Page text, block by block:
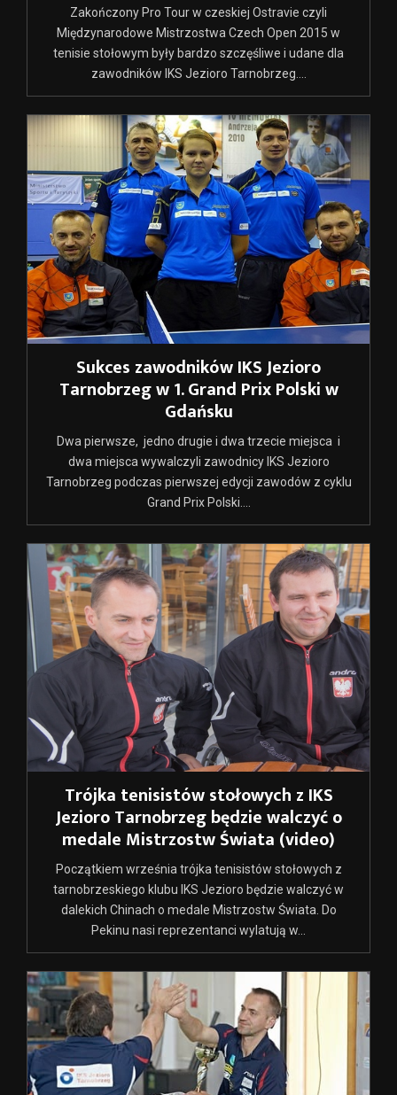
Zakończony Pro Tour w czeskiej Ostravie czyli
Międzynarodowe Mistrzostwa Czech Open 2015 w
tenisie stołowym były bardzo szczęśliwe i udane dla
zawodników IKS Jezioro Tarnobrzeg....
Sukces zawodników IKS Jezioro
Tarnobrzeg w 1. Grand Prix Polski w
Gdańsku
Dwa pierwsze, jedno drugie i dwa trzecie miejsca i
dwa miejsca wywalczyli zawodnicy IKS Jezioro
Tarnobrzeg podczas pierwszej edycji zawodów z cyklu
Grand Prix Polski....
Trójka tenisistów stołowych z IKS
Jezioro Tarnobrzeg będzie walczyć o
medale Mistrzostw Świata (video)
Początkiem września trójka tenisistów stołowych z
tarnobrzeskiego klubu IKS Jezioro będzie walczyć w
dalekich Chinach o medale Mistrzostw Świata. Do
Pekinu nasi reprezentanci wylatują w...